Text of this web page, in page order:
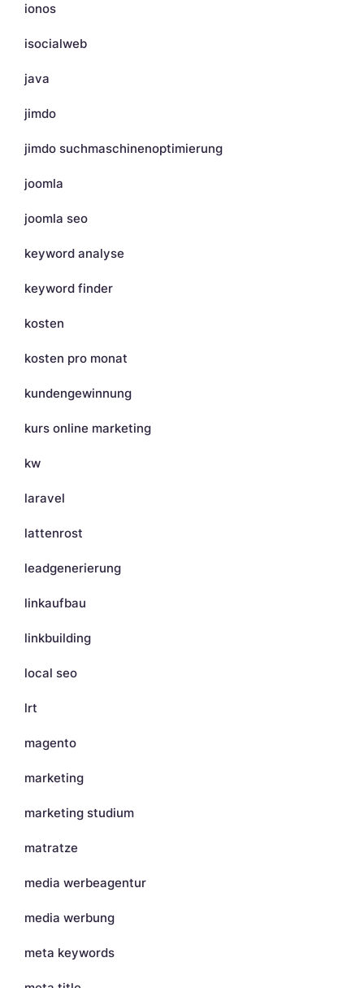
ionos
isocialweb
java
jimdo
jimdo suchmaschinenoptimierung
joomla
joomla seo
keyword analyse
keyword finder
kosten
kosten pro monat
kundengewinnung
kurs online marketing
kw
laravel
lattenrost
leadgenerierung
linkaufbau
linkbuilding
local seo
lrt
magento
marketing
marketing studium
matratze
media werbeagentur
media werbung
meta keywords